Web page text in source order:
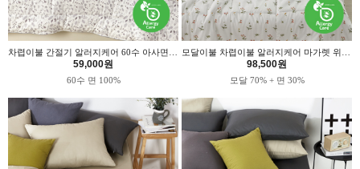
59,000원
60수 면 100%
98,500원
모달 70% + 면 30%